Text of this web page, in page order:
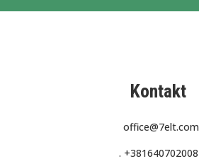
Kontakt
office@7elt.com
. +381640702008